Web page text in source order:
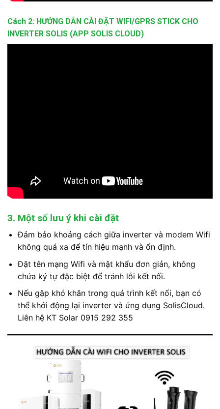
Cách 2: HƯỚNG DẪN CÀI ĐẶT WIFI/GPRS STICK CHO
INVERTER SOLIS (APP SOLIS CLOUD)
3. Một số lưu ý khi cài đặt
Đảm bảo khoảng cách giữa inverter và modem Wifi
không quá xa để tín hiệu mạnh và ổn định.
Đặt tên mạng Wifi và mật khẩu đơn giản, không
chứa ký tự đặc biệt để tránh lỗi kết nối.
Nếu gặp khó khăn trong quá trình kết nối, bạn có
thể khởi động lại inverter và ứng dụng SolisCloud.
Liên hệ KT Solar 0915 292 355